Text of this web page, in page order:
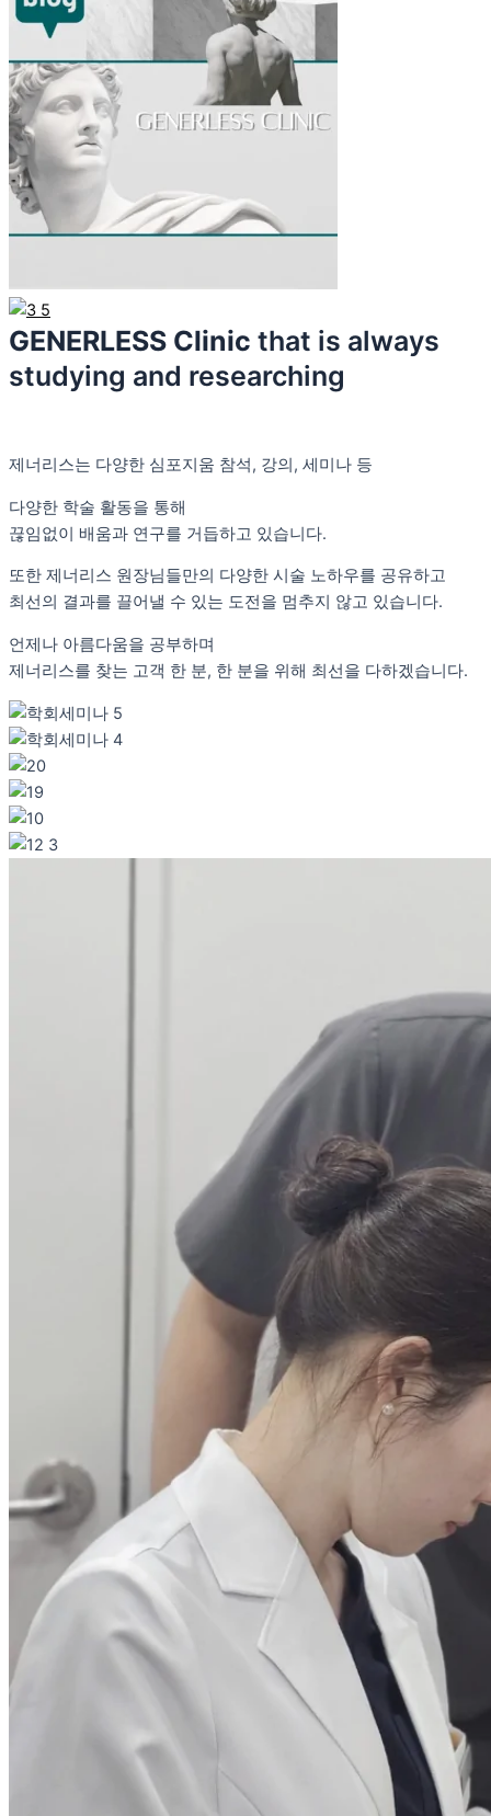
GENERLESS Clinic that is always
studying and researching
제너리스는 다양한 심포지움 참석, 강의, 세미나 등
다양한 학술 활동을 통해
끊임없이 배움과 연구를 거듭하고 있습니다.
또한 제너리스 원장님들만의 다양한 시술 노하우를 공유하고
최선의 결과를 끌어낼 수 있는 도전을 멈추지 않고 있습니다.
언제나 아름다움을 공부하며
제너리스를 찾는 고객 한 분, 한 분을 위해 최선을 다하겠습니다.